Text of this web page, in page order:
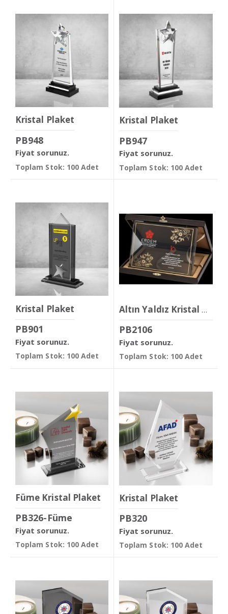
Kristal Plaket
PB948
Fiyat sorunuz.
Toplam Stok: 100 Adet
Kristal Plaket
PB947
Fiyat sorunuz.
Toplam Stok: 100 Adet
Kristal Plaket
PB901
Fiyat sorunuz.
Toplam Stok: 100 Adet
Altın Yaldız Kristal Plaket
PB2106
Fiyat sorunuz.
Toplam Stok: 100 Adet
Füme Kristal Plaket
PB326-Füme
Fiyat sorunuz.
Toplam Stok: 100 Adet
Kristal Plaket
PB320
Fiyat sorunuz.
Toplam Stok: 100 Adet